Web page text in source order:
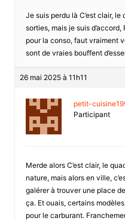
Je suis perdu là C’est clair,
sorties, mais je suis
pour la conso, faut vraiment
sont de vraies bouffent
26 mai 2025 à 11h11
petit-
Participant
Merde alors C’est clair, le
nature, mais alors en ville,
galérer à trouver une place
ça. Et ouais, certains
pour le carburant.